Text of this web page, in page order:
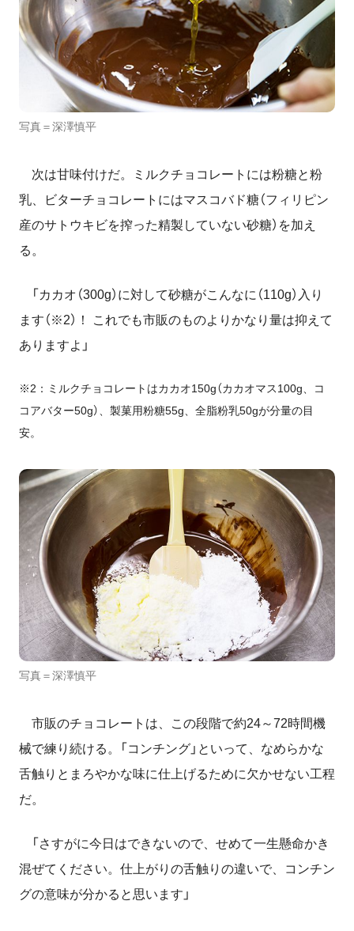
写真＝深澤慎平
次は甘味付けだ。ミルクチョコレートには粉糖と粉
乳、ビターチョコレートにはマスコバド糖（フィリピン
産のサトウキビを搾った精製していない砂糖）を加え
る。
「カカオ（300g）に対して砂糖がこんなに（110g）入り
ます（※2）！ これでも市販のものよりかなり量は抑えて
ありますよ」
※2：ミルクチョコレートはカカオ150g（カカオマス100g、コ
コアバター50g）、製菓用粉糖55g、全脂粉乳50gが分量の目
安。
写真＝深澤慎平
市販のチョコレートは、この段階で約24～72時間機
械で練り続ける。「コンチング」といって、なめらかな
舌触りとまろやかな味に仕上げるために欠かせない工程
だ。
「さすがに今日はできないので、せめて一生懸命かき
混ぜてください。仕上がりの舌触りの違いで、コンチン
グの意味が分かると思います」